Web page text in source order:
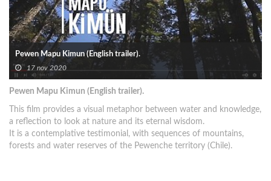
Pewen Mapu Kimun (English trailer).
17 nov 2020
Pewen Mapu Kimun (English trailer).
This film provides a visual metaphor between water and knowledge,
a reflection to look at nature and its eternal wisdom.
It is a contemplative testimonial, with sequences of mountains,
forests and water reserves of the Pewenche territory (Chile).